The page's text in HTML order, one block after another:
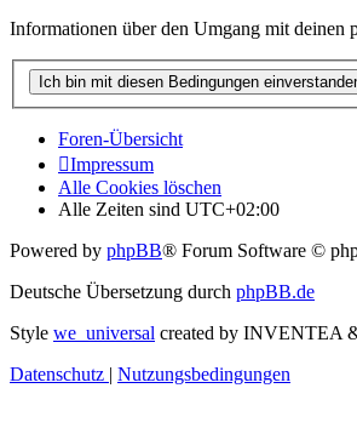
Informationen über den Umgang mit deinen
Foren-Übersicht
Impressum
Alle Cookies löschen
Alle Zeiten sind UTC+02:00
Powered by phpBB® Forum Software ©
Deutsche Übersetzung durch phpBB.de
Style we_universal created by INVENTEA
Datenschutz | Nutzungsbedingungen